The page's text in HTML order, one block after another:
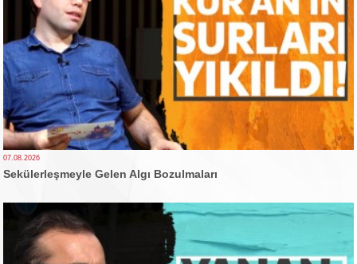
07.08.2026
Sekülerleşmeyle Gelen Algı Bozulmaları